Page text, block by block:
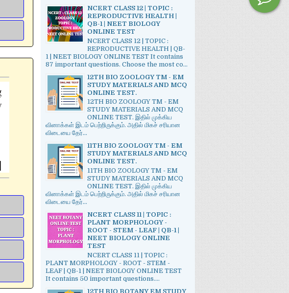
NCERT CLASS 12 | TOPIC :
REPRODUCTIVE HEALTH |
QB-1 | NEET BIOLOGY
ONLINE TEST
NCERT CLASS 12 | TOPIC :
REPRODUCTIVE HEALTH | QB-
1 | NEET BIOLOGY ONLINE TEST It contains
87 important questions. Choose the most co...
12TH BIO ZOOLOGY TM - EM
STUDY MATERIALS AND MCQ
ONLINE TEST.
12TH BIO ZOOLOGY TM - EM
STUDY MATERIALS AND MCQ
ONLINE TEST. இதில் முக்கிய
வினாக்கள் இடம் பெற்றிருக்கும். அதில் மிகச் சரியான
விடையை தேர்...
11TH BIO ZOOLOGY TM - EM
STUDY MATERIALS AND MCQ
ONLINE TEST.
11TH BIO ZOOLOGY TM - EM
STUDY MATERIALS AND MCQ
ONLINE TEST. இதில் முக்கிய
வினாக்கள் இடம் பெற்றிருக்கும். அதில் மிகச் சரியான
விடையை தேர்...
NCERT CLASS 11 | TOPIC :
PLANT MORPHOLOGY -
ROOT - STEM - LEAF | QB-1 |
NEET BIOLOGY ONLINE
TEST
NCERT CLASS 11 | TOPIC :
PLANT MORPHOLOGY - ROOT - STEM -
LEAF | QB-1 | NEET BIOLOGY ONLINE TEST
It contains 50 important questions....
12TH BIO BOTANY EM STUDY